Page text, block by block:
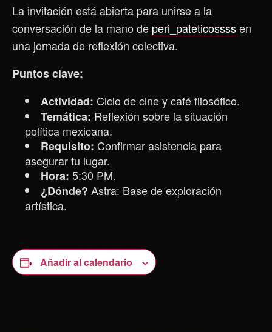
La invitación está abierta para unirse a la
conversación de la mano de peri_pateticossssen
una jornada de reflexión colectiva.
Puntos clave:
Actividad: Ciclo de cine y café filosófico.
Temática: Reflexión sobre la situación
política mexicana.
Requisito: Confirmar asistencia para
asegurar tu lugar.
Hora: 5:30 PM.
¿Dónde? Astra: Base de exploración
artística.
Añadir al calendario